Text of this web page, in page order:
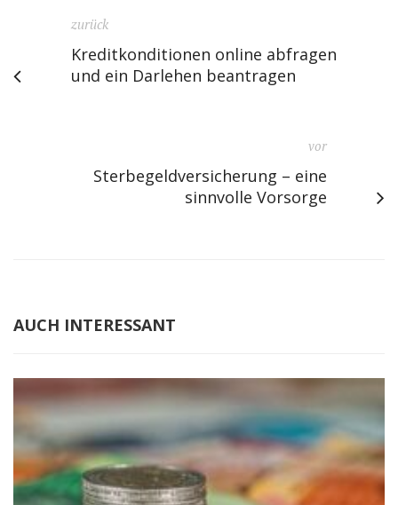
zurück
Kreditkonditionen online abfragen
und ein Darlehen beantragen
vor
Sterbegeldversicherung – eine
sinnvolle Vorsorge
AUCH INTERESSANT